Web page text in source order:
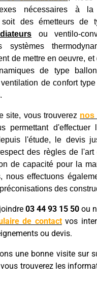
nécessaires à
des émetteurs de
ou ventilo-
systèmes
de mettre en oeuvre,
de type
de confort
site, vous trouverez nos
permettant d'effectuer
l'étude, le devis
des règles de l'art
de capacité pour la
nous effectuons
des
03 44 93 15 50 ou
de contact vos
ou devis.
une bonne visite sur
trouverez les